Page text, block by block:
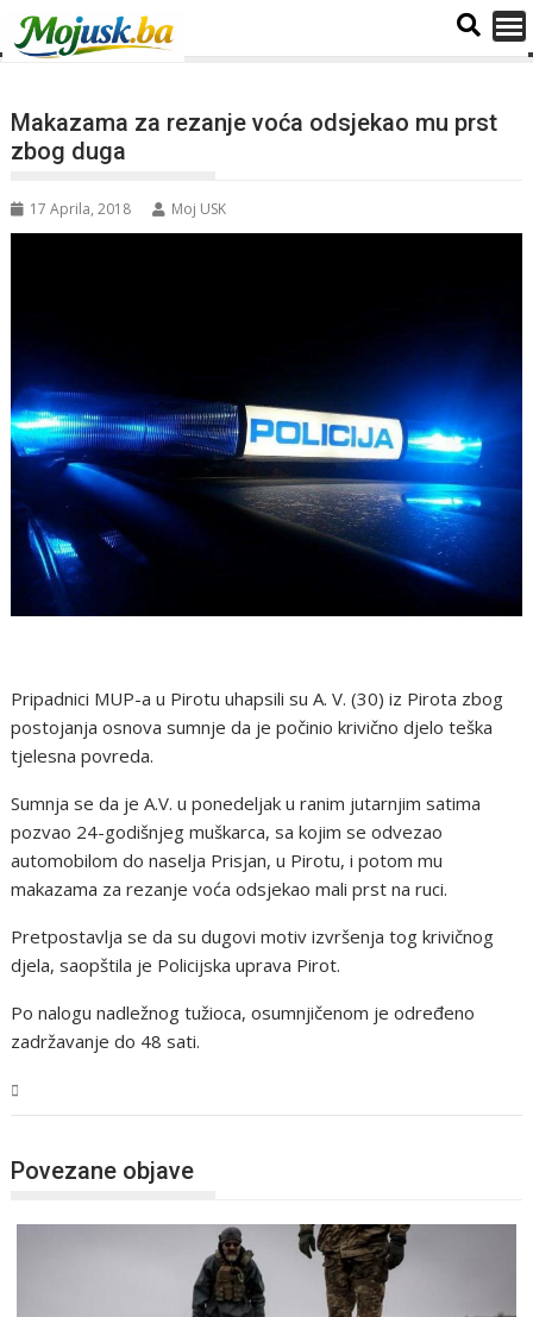
Makazama za rezanje voća odsjekao mu prst
zbog duga
17 Aprila, 2018 Moj USK
Pripadnici MUP-a u Pirotu uhapsili su A. V. (30) iz Pirota zbog
postojanja osnova sumnje da je počinio krivično djelo teška
tjelesna povreda.
Sumnja se da je A.V. u ponedeljak u ranim jutarnjim satima
pozvao 24-godišnjeg muškarca, sa kojim se odvezao
automobilom do naselja Prisjan, u Pirotu, i potom mu
makazama za rezanje voća odsjekao mali prst na ruci.
Pretpostavlja se da su dugovi motiv izvršenja tog krivičnog
djela, saopštila je Policijska uprava Pirot.
Po nalogu nadležnog tužioca, osumnjičenom je određeno
zadržavanje do 48 sati.
Povezane objave